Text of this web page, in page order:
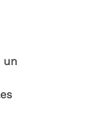
un